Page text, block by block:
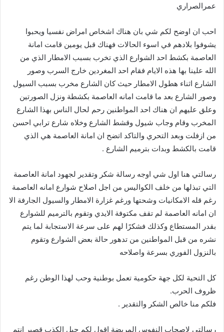
عمرالصراري
احب ان اوضح لكم شي بان هناك اشخاص امراض نفسيا ويحبوا
يشوفوا بلادهم في اسوء الحالات فهناك قبل يومين قامت امانة
العاصمة بكشط احد الشوارع الذي تخرب بسبب الامطار الذي من
الله علينا بها هذه الايام فقام احد المغردين خارج السرب وصور
الشارع اثناء هطول الامطار حيث كان الشارع مخرب بسبب السيول
وصور الشارع بعد ما قامت امانه العاصمة بكشطة ونزل الصورتين
وعلق عليهم ان هناك احد المواطنين رحم لحال الناس بهذا الشارع
المخرب وقام وجاب شيول وقشط الشارع وخلاه شارع ترابي احسن
من ازفلت وبعد التحري والتاكد اتضح ان امانة العاصمة هي الذي
قامت بالكشط وبدات بترميم الشارع .
رسالتي هنا اول شي اوجه رسالة شكر وتقدير لجهود امانة العاصمة
التي تبذلها من خلف الكواليس من اجل اصلاح شوارع امانه العاصمة
رغم قله الامكانيات وشحتها ورغم غزارة الامطار والسيول الجارفة الا
ان امانه العاصمة لم تقف مكتوفة الايدي وتقوم بالترميم للشوارع
بقدر المستطاع وكذلك فشكرًا لهم على سرعة الاستجابة لما يتم
نشره من قبل المواطنين من تدهور حالة بعض الشوارع وتقوم
بالنزول الفوري بسرعة واصلاحه
كل التحية لكل جهة حكومية تعمل بوطنية وحب لهذا الوطن رغم
ظروف الحرب.
فلكم منا خالص الشكر والتقدير .
رسالتي لاصحاب النفوس المريضة اقول لكم حبل الكذب قصير انتم